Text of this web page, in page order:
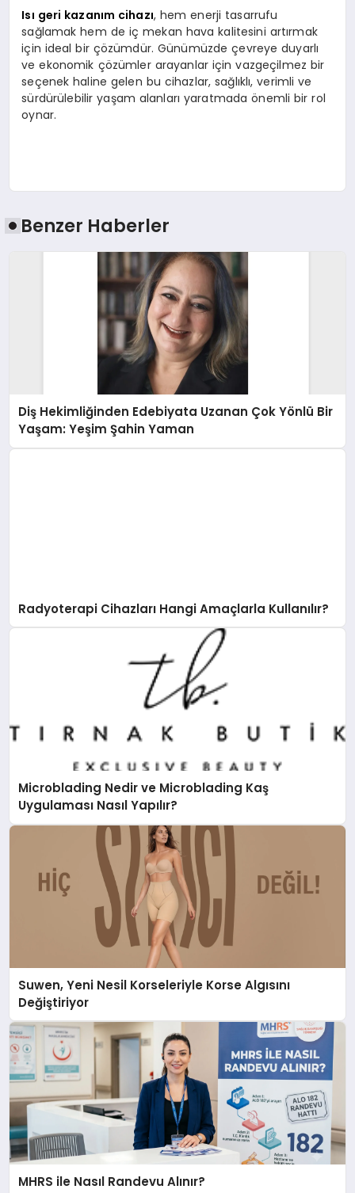
Isı geri kazanım cihazı, hem enerji tasarrufu
sağlamak hem de iç mekan hava kalitesini artırmak
için ideal bir çözümdür. Günümüzde çevreye duyarlı
ve ekonomik çözümler arayanlar için vazgeçilmez bir
seçenek haline gelen bu cihazlar, sağlıklı, verimli ve
sürdürülebilir yaşam alanları yaratmada önemli bir rol
oynar.
Benzer Haberler
Diş Hekimliğinden Edebiyata Uzanan Çok Yönlü Bir
Yaşam: Yeşim Şahin Yaman
Radyoterapi Cihazları Hangi Amaçlarla Kullanılır?
Microblading Nedir ve Microblading Kaş
Uygulaması Nasıl Yapılır?
Suwen, Yeni Nesil Korseleriyle Korse Algısını
Değiştiriyor
MHRS ile Nasıl Randevu Alınır?